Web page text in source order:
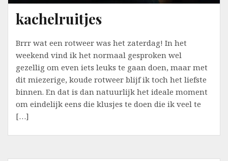
kachelruitjes
Brrr wat een rotweer was het zaterdag! In het
weekend vind ik het normaal gesproken wel
gezellig om even iets leuks te gaan doen, maar met
dit miezerige, koude rotweer blijf ik toch het liefste
binnen. En dat is dan natuurlijk het ideale moment
om eindelijk eens die klusjes te doen die ik veel te
[…]